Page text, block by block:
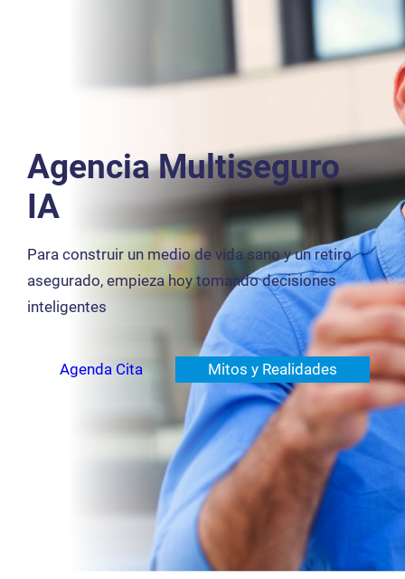
Agencia Multiseguro
IA
Para construir un medio de vida sano y un retiro
asegurado, empieza hoy tomando decisiones
inteligentes
Agenda Cita Mitos y Realidades